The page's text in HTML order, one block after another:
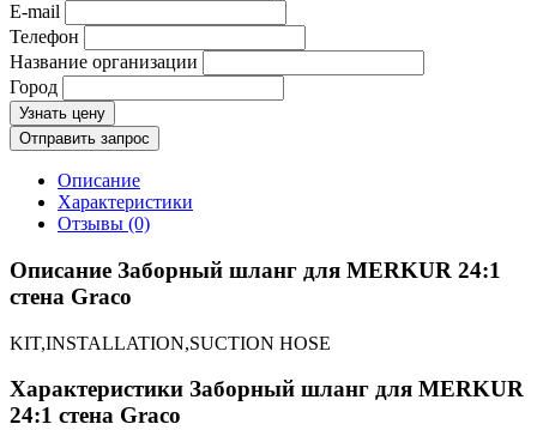
E-mail
Телефон
Название организации
Город
Узнать цену
Отправить запрос
Описание
Характеристики
Отзывы (0)
Описание Заборный шланг для MERKUR 24:1
стена Graco
KIT,INSTALLATION,SUCTION HOSE
Характеристики Заборный шланг для MERKUR
24:1 стена Graco